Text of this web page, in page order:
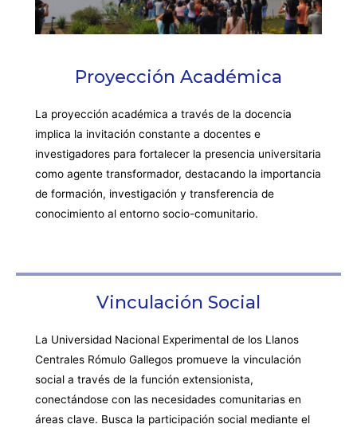
Proyección Académica
La proyección académica a través de la docencia
implica la invitación constante a docentes e
investigadores para fortalecer la presencia universitaria
como agente transformador, destacando la importancia
de formación, investigación y transferencia de
conocimiento al entorno socio-comunitario.
Vinculación Social
La Universidad Nacional Experimental de los Llanos
Centrales Rómulo Gallegos promueve la vinculación
social a través de la función extensionista,
conectándose con las necesidades comunitarias en
áreas clave. Busca la participación social mediante el